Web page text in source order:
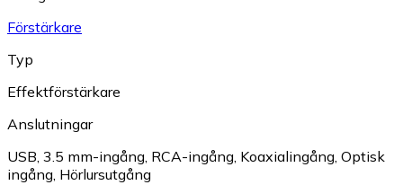
Förstärkare
Typ
Effektförstärkare
Anslutningar
USB, 3.5 mm-ingång, RCA-ingång, Koaxialingång, Optisk
ingång, Hörlursutgång